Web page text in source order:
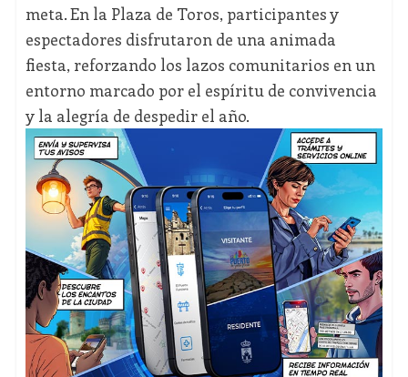
meta. En la Plaza de Toros, participantes y
espectadores disfrutaron de una animada
fiesta, reforzando los lazos comunitarios en un
entorno marcado por el espíritu de convivencia
y la alegría de despedir el año.